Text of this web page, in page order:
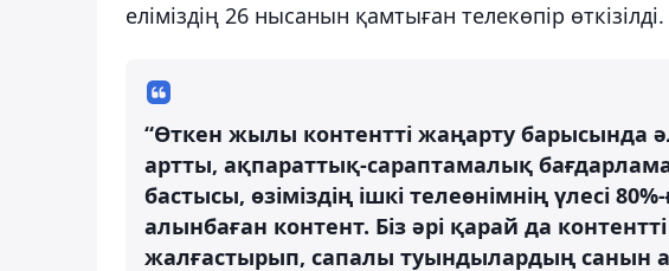
еліміздің 26 нысанын қамтыған телекөпір өткізілді.
“Өткен жылы контентті жаңарту барысында
артты, ақпараттық-сараптамалық
бастысы, өзіміздің ішкі телеөнімнің үлесі
алынбаған контент. Біз әрі қарай да
жалғастырып, сапалы туындылардың санын